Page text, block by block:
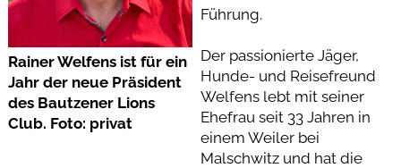
Rainer Welfens ist für ein
Jahr der neue Präsident
des Bautzener Lions
Club. Foto: privat
Führung.
Der passionierte Jäger,
Hunde- und Reisefreund
Welfens lebt mit seiner
Ehefrau seit 33 Jahren in
einem Weiler bei
Malschwitz und hat die